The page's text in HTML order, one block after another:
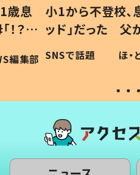
歳息
？」
編集部
小1から不登校、
ッド」だった 父
作り続ける理由
#令和の子
SNSで話題 ほ